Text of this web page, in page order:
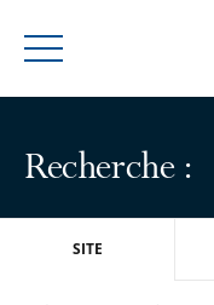
Menu
Recherche :
SITE